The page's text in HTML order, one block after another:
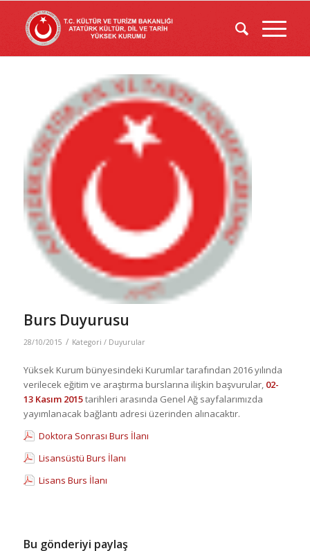
Burs Duyurusu
28/10/2015 / Kategori / Duyurular
Yüksek Kurum bünyesindeki Kurumlar tarafından 2016 yılında
verilecek eğitim ve araştırma burslarına ilişkin başvurular, 02-
13 Kasım 2015tarihleri arasında Genel Ağ sayfalarımızda
yayımlanacak bağlantı adresi üzerinden alınacaktır.
Doktora Sonrası Burs İlanı
Lisansüstü Burs İlanı
Lisans Burs İlanı
Bu gönderiyi paylaş